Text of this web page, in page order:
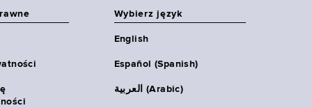
Wybierz język
English
Español (Spanish)
العربية (Arabic)